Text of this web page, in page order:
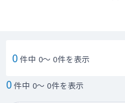
0 件中 0～ 0件を表示
0 件中 0～ 0件を表示